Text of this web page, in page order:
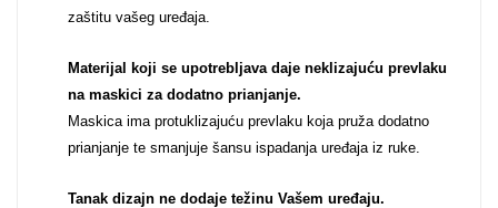
zaštitu vašeg uređaja.
Materijal koji se upotrebljava daje neklizajuću prevlaku
na maskici za dodatno prianjanje.
Maskica ima protuklizajuću prevlaku koja pruža dodatno
prianjanje te smanjuje šansu ispadanja uređaja iz ruke.
Tanak dizajn ne dodaje težinu Vašem uređaju.
Za njega Za nju